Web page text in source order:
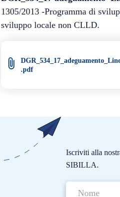
1305/2013 -Programma di
sviluppo locale non CLLD.
.pdf
Iscriviti alla
SIBILLA.